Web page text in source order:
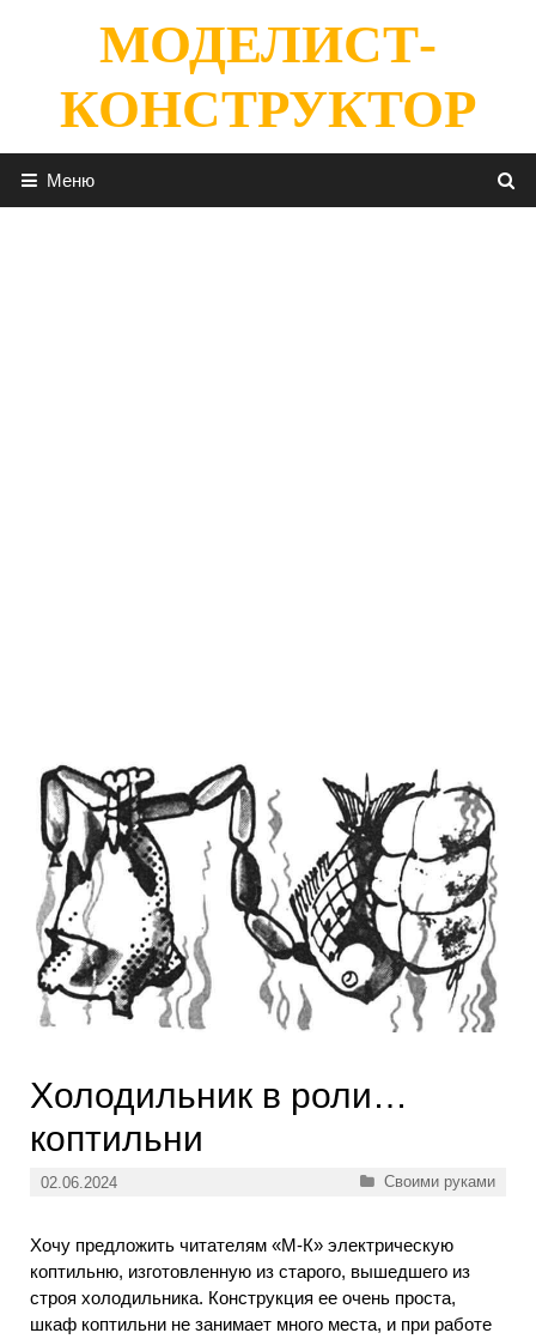
содержимомуМОДЕЛИСТ-
КОНСТРУКТОР
Меню
Холодильник в роли…
коптильни
02.06.2024 Рубрики
Своими руками
Хочу предложить читателям «М-К» электрическую
коптильню, изготовленную из старого, вышедшего из
строя холодильника. Конструкция ее очень проста,
шкаф коптильни не занимает много места, и при работе